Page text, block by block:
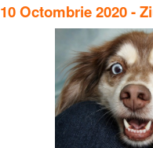
10 Octombrie 2020 -